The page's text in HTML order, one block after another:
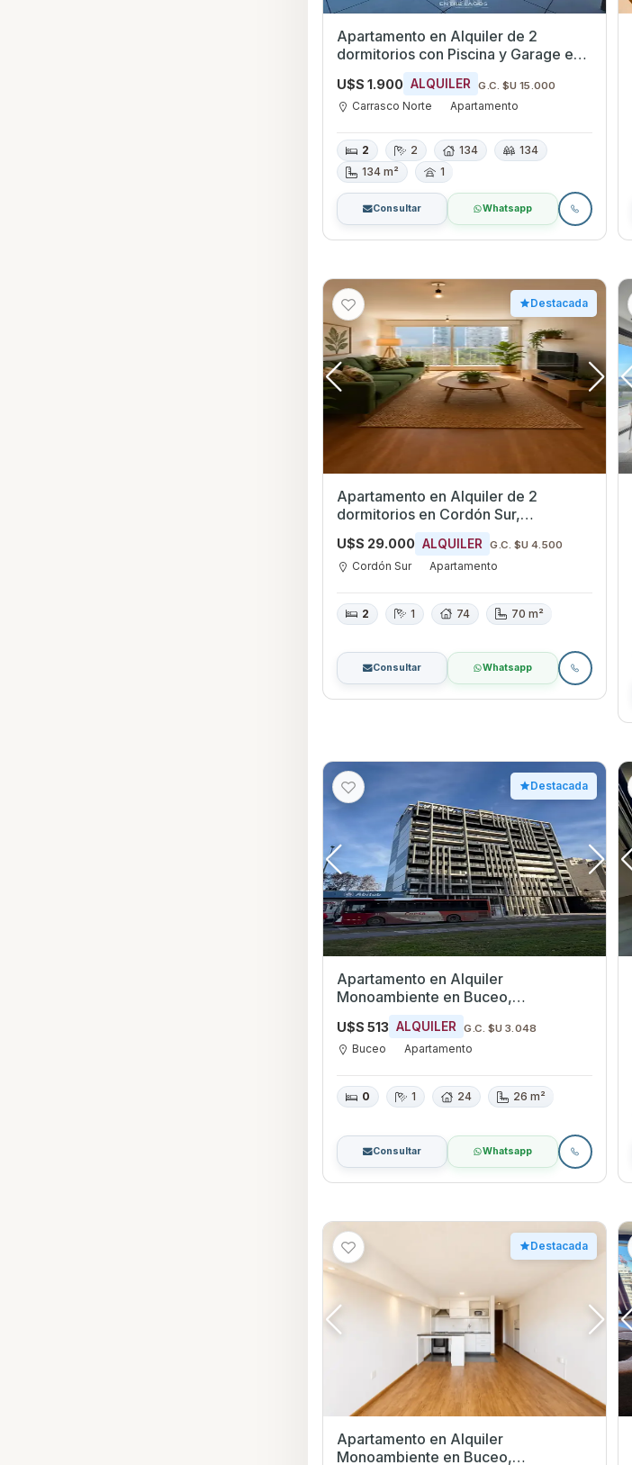
Apartamento en Alquiler de 2
dormitorios con Piscina y Garage en
Carrasco Norte, Montevideo
U$S 1.900 ALQUILER G.C. $U 15.000
Carrasco Norte Apartamento
2 2 134
134
134 m²
1
Consultar Whatsapp
Destacada
Apartamento en Alquiler de 2
dormitorios en Cordón Sur,
Montevideo
U$S 29.000 ALQUILER G.C. $U 4.500
Cordón Sur Apartamento
2 1 74 70 m²
Consultar Whatsapp
Destacada
Apartamento en Alquiler
Monoambiente en Buceo,
Montevideo
U$S 513 ALQUILER G.C. $U 3.048
Buceo Apartamento
0 1 24 26 m²
Consultar Whatsapp
Destacada
Apartamento en Alquiler
Monoambiente en Buceo,